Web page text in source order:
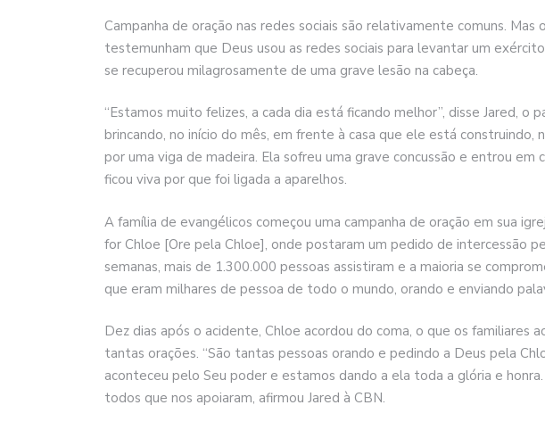
Campanha de oração nas redes sociais são relativamente comuns. Mas
testemunham que Deus usou as redes sociais para levantar um
se recuperou milagrosamente de uma grave lesão na cabeça.
“Estamos muito felizes, a cada dia está ficando melhor”, disse Jared, o
brincando, no início do mês, em frente à casa que ele está construindo,
por uma viga de madeira. Ela sofreu uma grave concussão e entrou em
ficou viva por que foi ligada a aparelhos.
A família de evangélicos começou uma campanha de oração em sua
for Chloe [Ore pela Chloe], onde postaram um pedido de intercessão
semanas, mais de 1.300.000 pessoas assistiram e a maioria se
que eram milhares de pessoa de todo o mundo, orando e enviando
Dez dias após o acidente, Chloe acordou do coma, o que os familiares
tantas orações. “São tantas pessoas orando e pedindo a Deus pela
aconteceu pelo Seu poder e estamos dando a ela toda a glória e
todos que nos apoiaram, afirmou Jared à CBN.